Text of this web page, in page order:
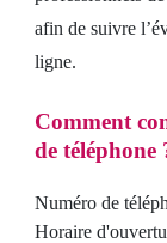
afin de suivre
ligne.
Comment
de téléphone
Numéro de
Horaire